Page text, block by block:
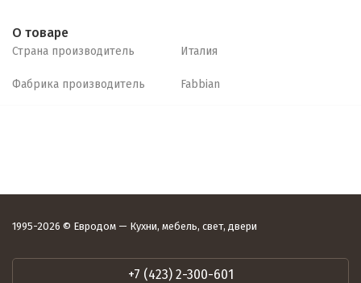
О товаре
Страна производитель Италия
Фабрика производитель Fabbian
1995-2026 © Евродом — Кухни, мебель, свет, двери
+7 (423) 2-300-601